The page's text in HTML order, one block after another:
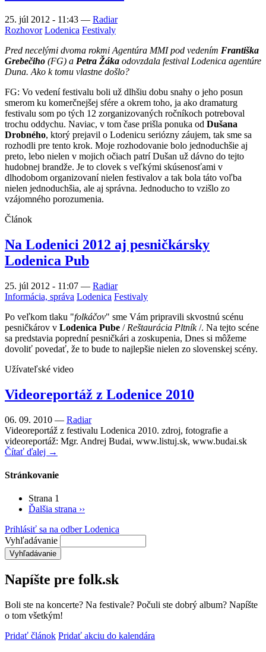
25. júl 2012 - 11:43 — Radiar
Rozhovor Lodenica Festivaly
Pred necelými dvoma rokmi Agentúra MMI pod vedením Františka
Grebečiho (FG) a Petra Žáka odovzdala festival Lodenica agentúre
Duna. Ako k tomu vlastne došlo?
FG: Vo vedení festivalu boli už dlhšiu dobu snahy o jeho posun
smerom ku komerčnejšej sfére a okrem toho, ja ako dramaturg
festivalu som po tých 12 zorganizovaných ročníkoch potreboval
trochu oddychu. Naviac, v tom čase prišla ponuka od Dušana
Drobného, ktorý prejavil o Lodenicu seriózny záujem, tak sme sa
rozhodli pre tento krok. Moje rozhodovanie bolo jednoduchšie aj
preto, lebo nielen v mojich očiach patrí Dušan už dávno do tejto
hudobnej brandže. Je to clovek s veľkými skúsenosťami v
dlhodobom organizovaní nielen festivalov a tak bola táto voľba
nielen jednoduchšia, ale aj správna. Jednoducho to vzišlo zo
vzájomného porozumenia.
Článok
Na Lodenici 2012 aj pesničkársky
Lodenica Pub
25. júl 2012 - 11:07 — Radiar
Informácia, správa Lodenica Festivaly
Po veľkom tlaku "folkáčov" sme Vám pripravili skvostnú scénu
pesničkárov v Lodenica Pube / Reštaurácia Pltník/. Na tejto scéne
sa predstavia poprední pesničkári a zoskupenia, Dnes si môžeme
dovoliť povedať, že to bude to najlepšie nielen zo slovenskej scény.
Užívateľské video
Videoreportáž z Lodenice 2010
06. 09. 2010 — Radiar
Videoreportáž z festivalu Lodenica 2010. zdroj, fotografie a
videoreportáž: Mgr. Andrej Budai, www.listuj.sk, www.budai.sk
Čítať ďalej →
Stránkovanie
Strana 1
Ďalšia strana ››
Prihlásiť sa na odber Lodenica
Vyhľadávanie
Napíšte pre folk.sk
Boli ste na koncerte? Na festivale? Počuli ste dobrý album? Napíšte
o tom všetkým!
Pridať článok Pridať akciu do kalendára